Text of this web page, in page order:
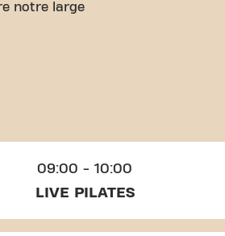
notre large
09:00 - 10:00
LIVE PILATES